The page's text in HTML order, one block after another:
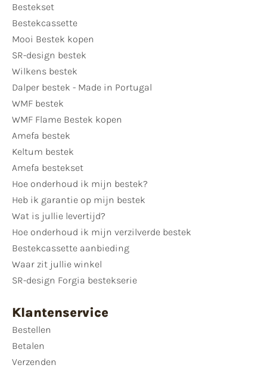
Bestekset
Bestekcassette
Mooi Bestek kopen
SR-design bestek
Wilkens bestek
Dalper bestek - Made in Portugal
WMF bestek
WMF Flame Bestek kopen
Amefa bestek
Keltum bestek
Amefa bestekset
Hoe onderhoud ik mijn bestek?
Heb ik garantie op mijn bestek
Wat is jullie levertijd?
Hoe onderhoud ik mijn verzilverde bestek
Bestekcassette aanbieding
Waar zit jullie winkel
SR-design Forgia bestekserie
Klantenservice
Bestellen
Betalen
Verzenden